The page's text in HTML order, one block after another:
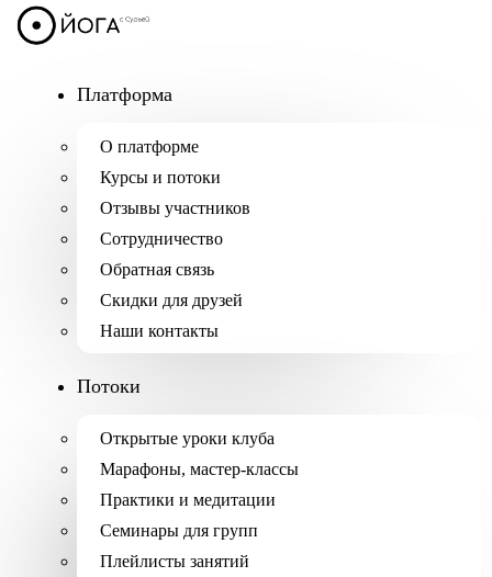
Платформа
О платформе
Курсы и потоки
Отзывы участников
Сотрудничество
Обратная связь
Скидки для друзей
Наши контакты
Потоки
Открытые уроки клуба
Марафоны, мастер-классы
Практики и медитации
Семинары для групп
Плейлисты занятий